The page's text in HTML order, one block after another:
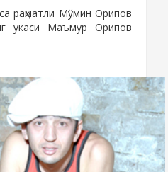
раҳматли Мўмин Орипов
укаси Маъмур Орипов